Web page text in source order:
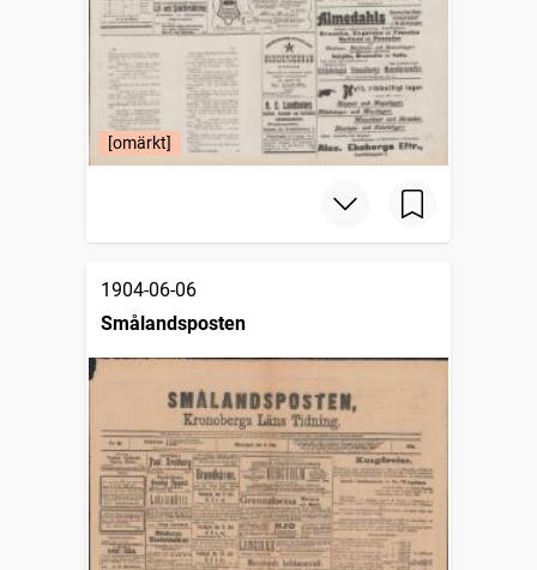
[omärkt]
1904-06-06
Smålandsposten